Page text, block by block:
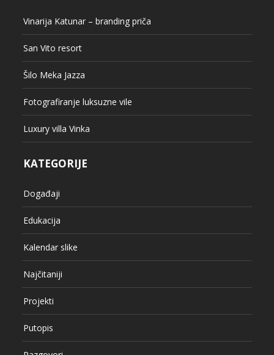
Vinarija Katunar – branding priča
San Vito resort
Šilo Meka Jazza
Fotografiranje luksuzne vile
Luxury villa Vinka
KATEGORIJE
Događaji
Edukacija
Kalendar slike
Najčitaniji
Projekti
Putopis